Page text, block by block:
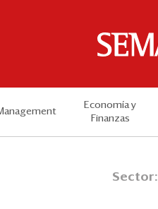
Economía y
Finanzas
Sector: